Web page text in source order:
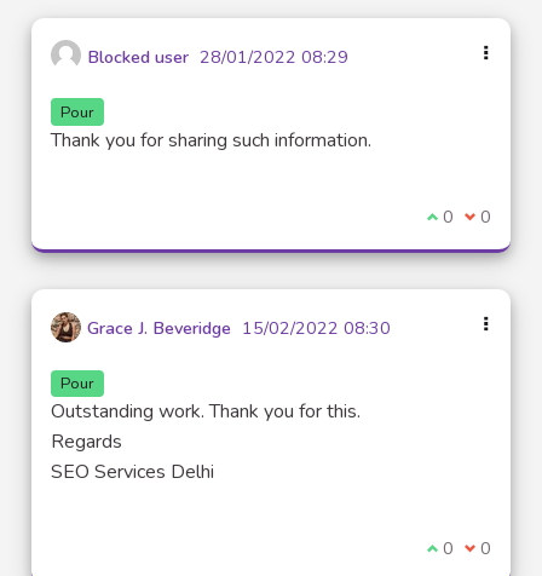
Blocked user 28/01/2022 08:29
Pour
Thank you for sharing such information.
Je suis
0 Je ne
0
Grace J. Beveridge 15/02/2022 08:30
Pour
Outstanding work. Thank you for this.
Regards
SEO Services Delhi
Je suis
0 Je ne
0